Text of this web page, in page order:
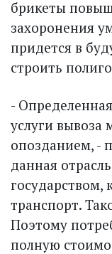
брикеты
захоронения
придется в
строить
-
услуги вывоза
опозданием, -
данная
государством,
транспорт.
Поэтому
полную